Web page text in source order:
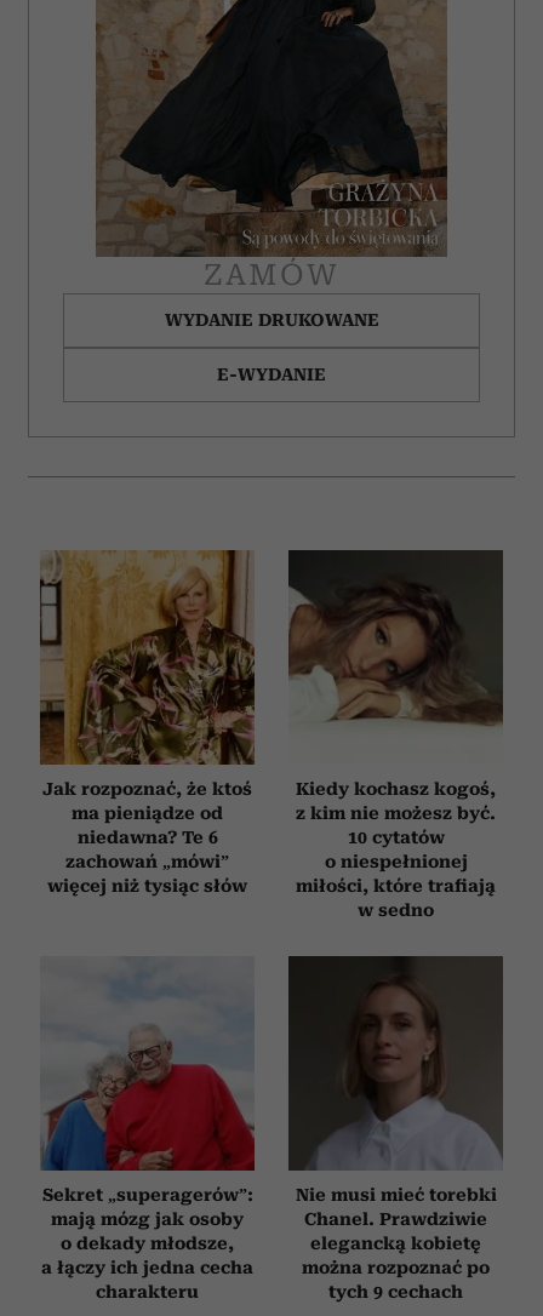
ZAMÓW
WYDANIE DRUKOWANE
E-WYDANIE
Jak rozpoznać, że ktoś
ma pieniądze od
niedawna? Te 6
zachowań „mówi”
więcej niż tysiąc słów
Kiedy kochasz kogoś,
z kim nie możesz być.
10 cytatów
o niespełnionej
miłości, które trafiają
w sedno
Sekret „superagerów”:
mają mózg jak osoby
o dekady młodsze,
a łączy ich jedna cecha
charakteru
Nie musi mieć torebki
Chanel. Prawdziwie
elegancką kobietę
można rozpoznać po
tych 9 cechach